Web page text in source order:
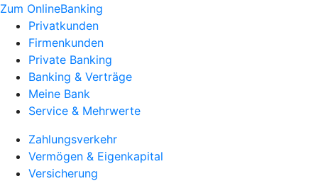
Zum OnlineBanking
Privatkunden
Firmenkunden
Private Banking
Banking & Verträge
Meine Bank
Service & Mehrwerte
Zahlungsverkehr
Vermögen & Eigenkapital
Versicherung